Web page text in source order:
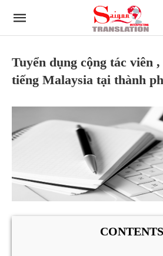
Tuyển dụng cộng tác viên
tiếng Malaysia tại thành
CONTENTS